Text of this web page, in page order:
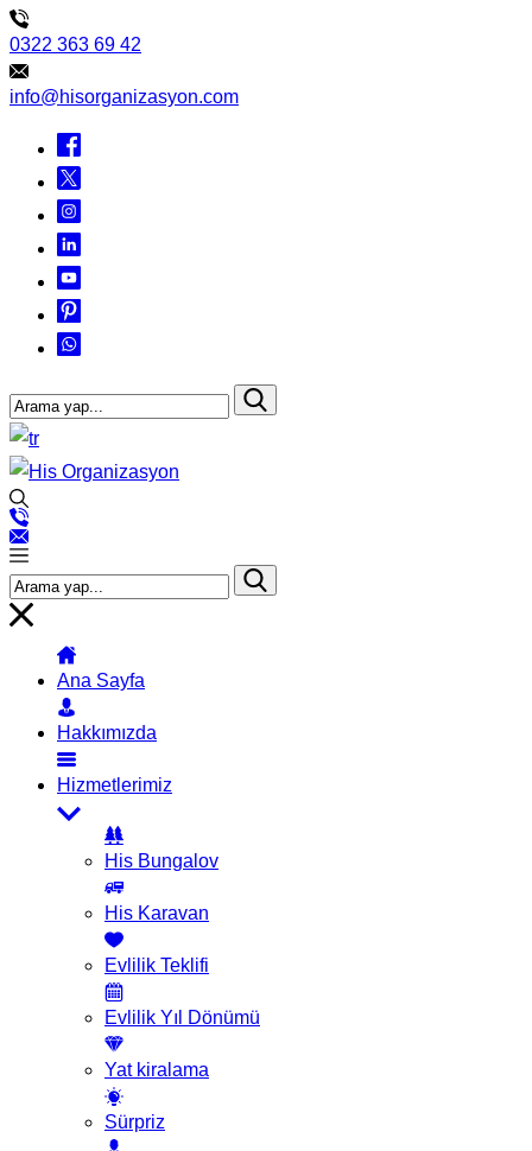
0322 363 69 42
info@hisorganizasyon.com
Ana Sayfa
Hakkımızda
Hizmetlerimiz
His Bungalov
His Karavan
Evlilik Teklifi
Evlilik Yıl Dönümü
Yat kiralama
Sürpriz